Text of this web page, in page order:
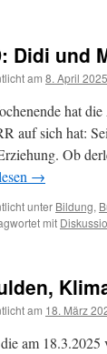
Didi und
am 8. April 2025
hat
auf sich hat:
Ob
→
unter Bildung,
mit
am 18. März
am 18.3.2025